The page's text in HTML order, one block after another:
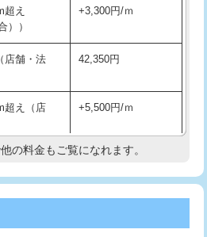
66,000円
㎝まで） 27,500円
㎝超え）
で）
え） 38,500円
38,500円
16,500円
)
) 3,300円
置) 5,500円
（バンド止
5,500円
埋め戻し作
11,000円
え
））
+3,300円/ｍ
店舗・法
42,350円
超え（店
+5,500円/ｍ
現地調査
の料金もご覧になれます。